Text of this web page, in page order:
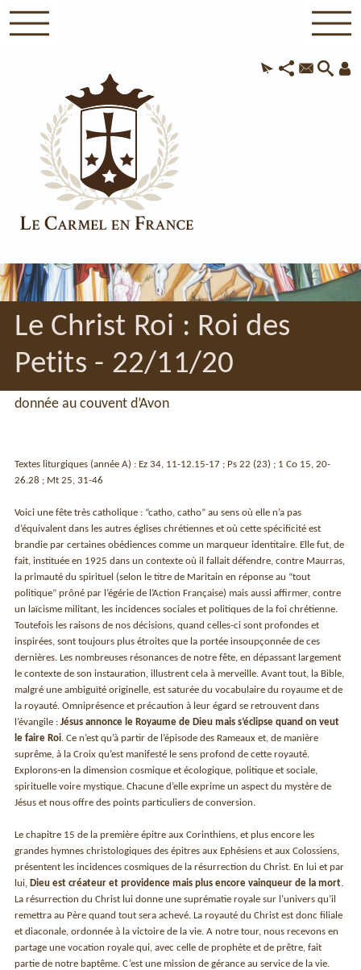
Le Christ Roi : Roi des
Petits - 22/11/20
donnée au couvent d’Avon
Textes liturgiques (année A) : Ez 34, 11-12.15-17 ; Ps 22 (23) ; 1 Co 15, 20-
26.28 ; Mt 25, 31-46
Voici une fête très catholique : “catho, catho” au sens où elle n’a pas
d’équivalent dans les autres églises chrétiennes et où cette spécificité est
brandie par certaines obédiences comme un marqueur identitaire. Elle fut, de
fait, instituée en 1925 dans un contexte où il fallait défendre, contre Maurras,
la primauté du spirituel (selon le titre de Maritain en réponse au “tout
politique” prôné par l’égérie de l’Action Française) mais aussi affirmer, contre
un laïcisme militant, les incidences sociales et politiques de la foi chrétienne.
Toutefois les raisons de nos décisions, quand celles-ci sont profondes et
inspirées, sont toujours plus étroites que la portée insoupçonnée de ces
dernières. Les nombreuses résonances de notre fête, en dépassant largement
le contexte de son instauration, illustrent cela à merveille. Avant tout, la Bible,
malgré une ambiguïté originelle, est saturée du vocabulaire du royaume et de
la royauté. Omniprésence et précaution à leur égard se retrouvent dans
l’évangile :Jésus annonce le Royaume de Dieu mais s’éclipse quand on veut
le faire Roi . Ce n’est qu’à partir de l’épisode des Rameaux et, de manière
suprême, à la Croix qu’est manifesté le sens profond de cette royauté.
Explorons-en la dimension cosmique et écologique, politique et sociale,
spirituelle voire mystique. Chacune d’elle exprime un aspect du mystère de
Jésus et nous offre des points particuliers de conversion.
Le chapitre 15 de la première épitre aux Corinthiens, et plus encore les
grandes hymnes christologiques des épitres aux Ephésiens et aux Colossiens,
présentent les incidences cosmiques de la résurrection du Christ. En lui et par
lui,
Dieu est créateur et providence mais plus encore vainqueur de la mort
La résurrection du Christ lui donne une suprématie royale sur l’univers qu’il
remettra au Père quand tout sera achevé. La royauté du Christ est donc filiale
et diaconale, ordonnée à la victoire de la vie. A notre tour, nous recevons en
partage une vocation royale qui, avec celle de prophète et de prêtre, fait
partie de notre baptême. C’est une mission de gérance au service de la vie.